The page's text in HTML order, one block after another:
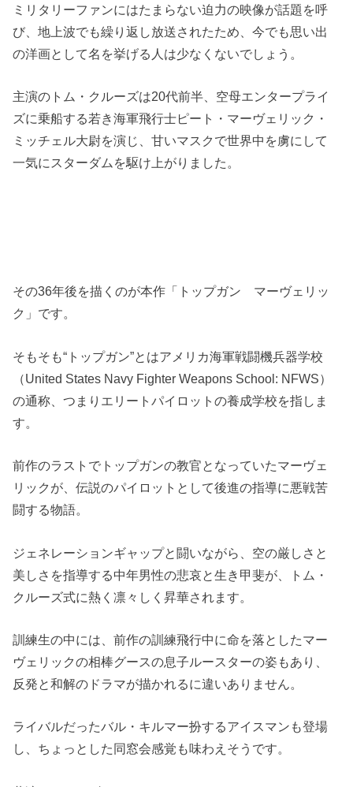
ミリタリーファンにはたまらない迫力の映像が話題を呼
び、地上波でも繰り返し放送されたため、今でも思い出
の洋画として名を挙げる人は少なくないでしょう。
主演のトム・クルーズは20代前半、空母エンタープライ
ズに乗船する若き海軍飛行士ピート・マーヴェリック・
ミッチェル大尉を演じ、甘いマスクで世界中を虜にして
一気にスターダムを駆け上がりました。
その36年後を描くのが本作「トップガン マーヴェリッ
ク」です。
そもそも“トップガン”とはアメリカ海軍戦闘機兵器学校
（United States Navy Fighter Weapons School: NFWS）
の通称、つまりエリートパイロットの養成学校を指しま
す。
前作のラストでトップガンの教官となっていたマーヴェ
リックが、伝説のパイロットとして後進の指導に悪戦苦
闘する物語。
ジェネレーションギャップと闘いながら、空の厳しさと
美しさを指導する中年男性の悲哀と生き甲斐が、トム・
クルーズ式に熱く凛々しく昇華されます。
訓練生の中には、前作の訓練飛行中に命を落としたマー
ヴェリックの相棒グースの息子ルースターの姿もあり、
反発と和解のドラマが描かれるに違いありません。
ライバルだったバル・キルマー扮するアイスマンも登場
し、ちょっとした同窓会感覚も味わえそうです。